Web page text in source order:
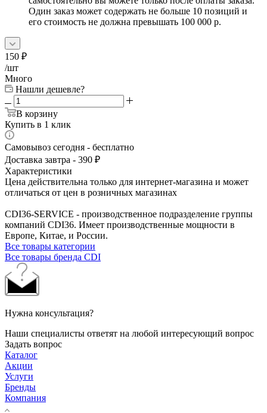
Один заказ может содержать не больше 10 позиций и
его стоимость не должна превышать 100 000 р.
150 ₽
/шт
Много
Нашли дешевле?
В корзину
Купить в 1 клик
Самовывоз сегодня - бесплатно
Доставка завтра - 390 ₽
Характеристики
Цена действительна только для интернет-магазина и может
отличаться от цен в розничных магазинах
CDI36-SERVICE - производственное подразделение группы
компаний CDI36. Имеет производственные мощности в
Европе, Китае, и России.
Все товары категории
Все товары бренда CDI
Нужна консультация?
Наши специалисты ответят на любой интересующий вопрос
Задать вопрос
Каталог
Акции
Услуги
Бренды
Компания